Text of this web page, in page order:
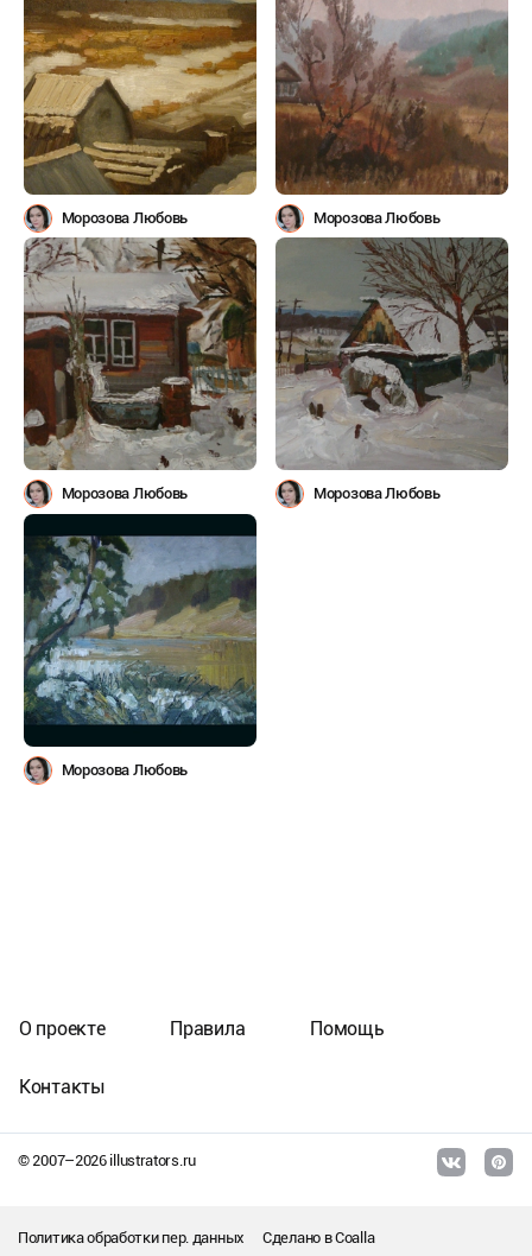
Морозова Любовь Морозова Любовь
Морозова Любовь Морозова Любовь
Морозова Любовь
© 2007–2026illustrators.ru
О проекте Правила Помощь
Контакты
Политика обработки пер. данных Сделано вCoalla